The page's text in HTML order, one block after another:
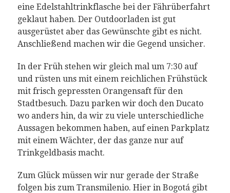
eine Edelstahltrinkflasche bei der Fährüberfahrt
geklaut haben. Der Outdoorladen ist gut
ausgerüstet aber das Gewünschte gibt es nicht.
Anschließend machen wir die Gegend unsicher.
In der Früh stehen wir gleich mal um 7:30 auf
und rüsten uns mit einem reichlichen Frühstück
mit frisch gepressten Orangensaft für den
Stadtbesuch. Dazu parken wir doch den Ducato
wo anders hin, da wir zu viele unterschiedliche
Aussagen bekommen haben, auf einen Parkplatz
mit einem Wächter, der das ganze nur auf
Trinkgeldbasis macht.
Zum Glück müssen wir nur gerade der Straße
folgen bis zum Transmilenio. Hier in Bogotá gibt